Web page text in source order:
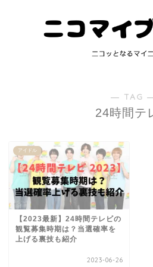
― TAG
24時間テ
アイドル
【2023最新】24時間テレビの
観覧募集時期は？当選確率を
上げる裏技も紹介
2023-06-26